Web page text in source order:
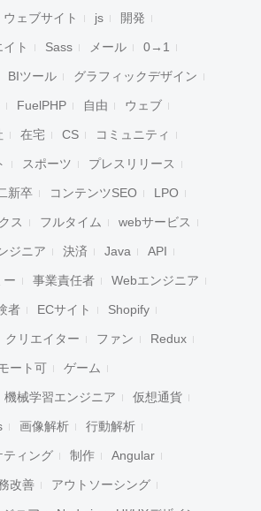
ウェブサイト js 開発
ト Sass メール 0→1
BIツール グラフィックデザイン
FuelPHP 自由 ウェブ
在宅 CS コミュニティ
スポーツ プレスリリース
新卒 コンテンツSEO LPO
ス フルタイム webサービス
ジニア 決済 Java API
ー 事業責任者 Webエンジニア
者 ECサイト Shopify
クリエイター ファン Redux
ート可 ゲーム
機械学習エンジニア 仮想通貨
画像解析 行動解析
ティング 制作 Angular
改善 アウトソーシング